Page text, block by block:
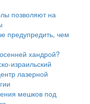
позволяют на
предупредить, чем
хандрой?
израильский
лазерной
мешков под